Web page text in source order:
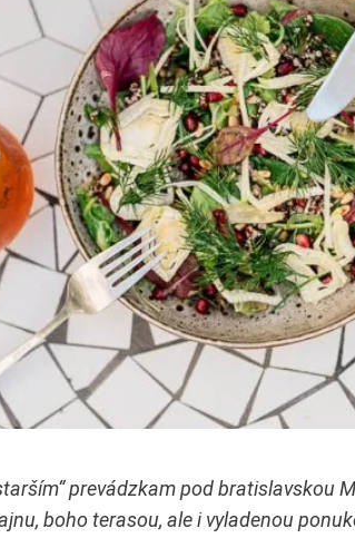
prevádzkam pod bratislavskou
boho terasou, ale i vyladenou